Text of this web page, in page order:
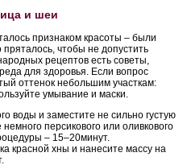
и шеи
признаком красоты – были
чтобы не допустить
рецептов есть советы,
для здоровья. Если вопрос
оттенок небольшим участкам:
умывание и маски.
воды и заместите не сильно густую
персикового или оливкового
– 15–20минут.
красной хны и нанесите массу на